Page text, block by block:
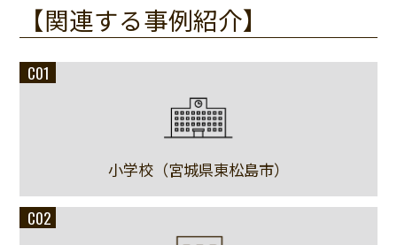
【関連する事例紹介】
C01
小学校（宮城県東松島市）
C02